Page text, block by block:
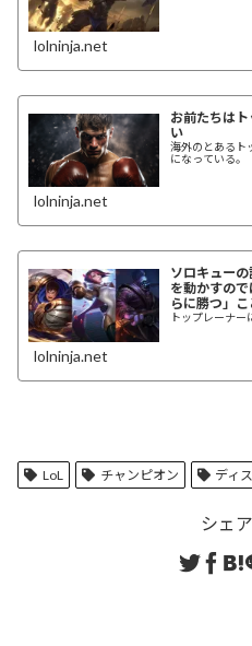
lolninja.net
お前たちは
い
海外のとあるト
になっている。
lolninja.net
ソロキュー
を動かすの
らに勝つ」
トップレーナー
lolninja.net
LoL チャンピオン ディ
シェ